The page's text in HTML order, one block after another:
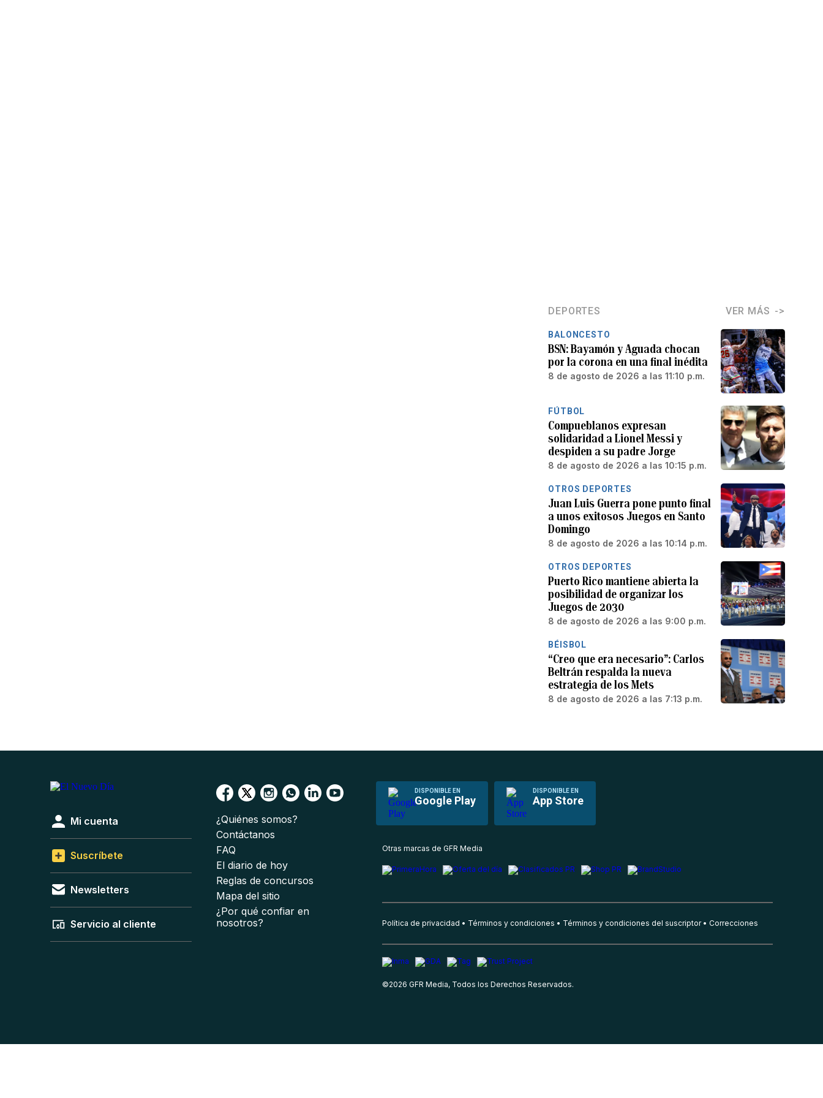
DEPORTES VER MÁS
BALONCESTO
BSN: Bayamón y Aguada chocan
por la corona en una final inédita
8 de agosto de 2026 a las 11:10 p.m.
FÚTBOL
Compueblanos expresan
solidaridad a Lionel Messi y
despiden a su padre Jorge
8 de agosto de 2026 a las 10:15 p.m.
OTROS DEPORTES
Juan Luis Guerra pone punto final
a unos exitosos Juegos en Santo
Domingo
8 de agosto de 2026 a las 10:14 p.m.
OTROS DEPORTES
Puerto Rico mantiene abierta la
posibilidad de organizar los
Juegos de 2030
8 de agosto de 2026 a las 9:00 p.m.
BÉISBOL
“Creo que era necesario”: Carlos
Beltrán respalda la nueva
estrategia de los Mets
8 de agosto de 2026 a las 7:13 p.m.
DISPONIBLE EN
Google Play
DISPONIBLE EN
App Store
Mi cuenta
Suscríbete
Newsletters
Servicio al cliente
¿Quiénes somos?
Contáctanos
FAQ
El diario de hoy
Reglas de concursos
Mapa del sitio
¿Por qué confiar en
nosotros?
Otras marcas de GFR Media
Política de privacidad Términos y condiciones Términos y condiciones del suscriptor Correcciones
©2026 GFR Media, Todos los Derechos Reservados.